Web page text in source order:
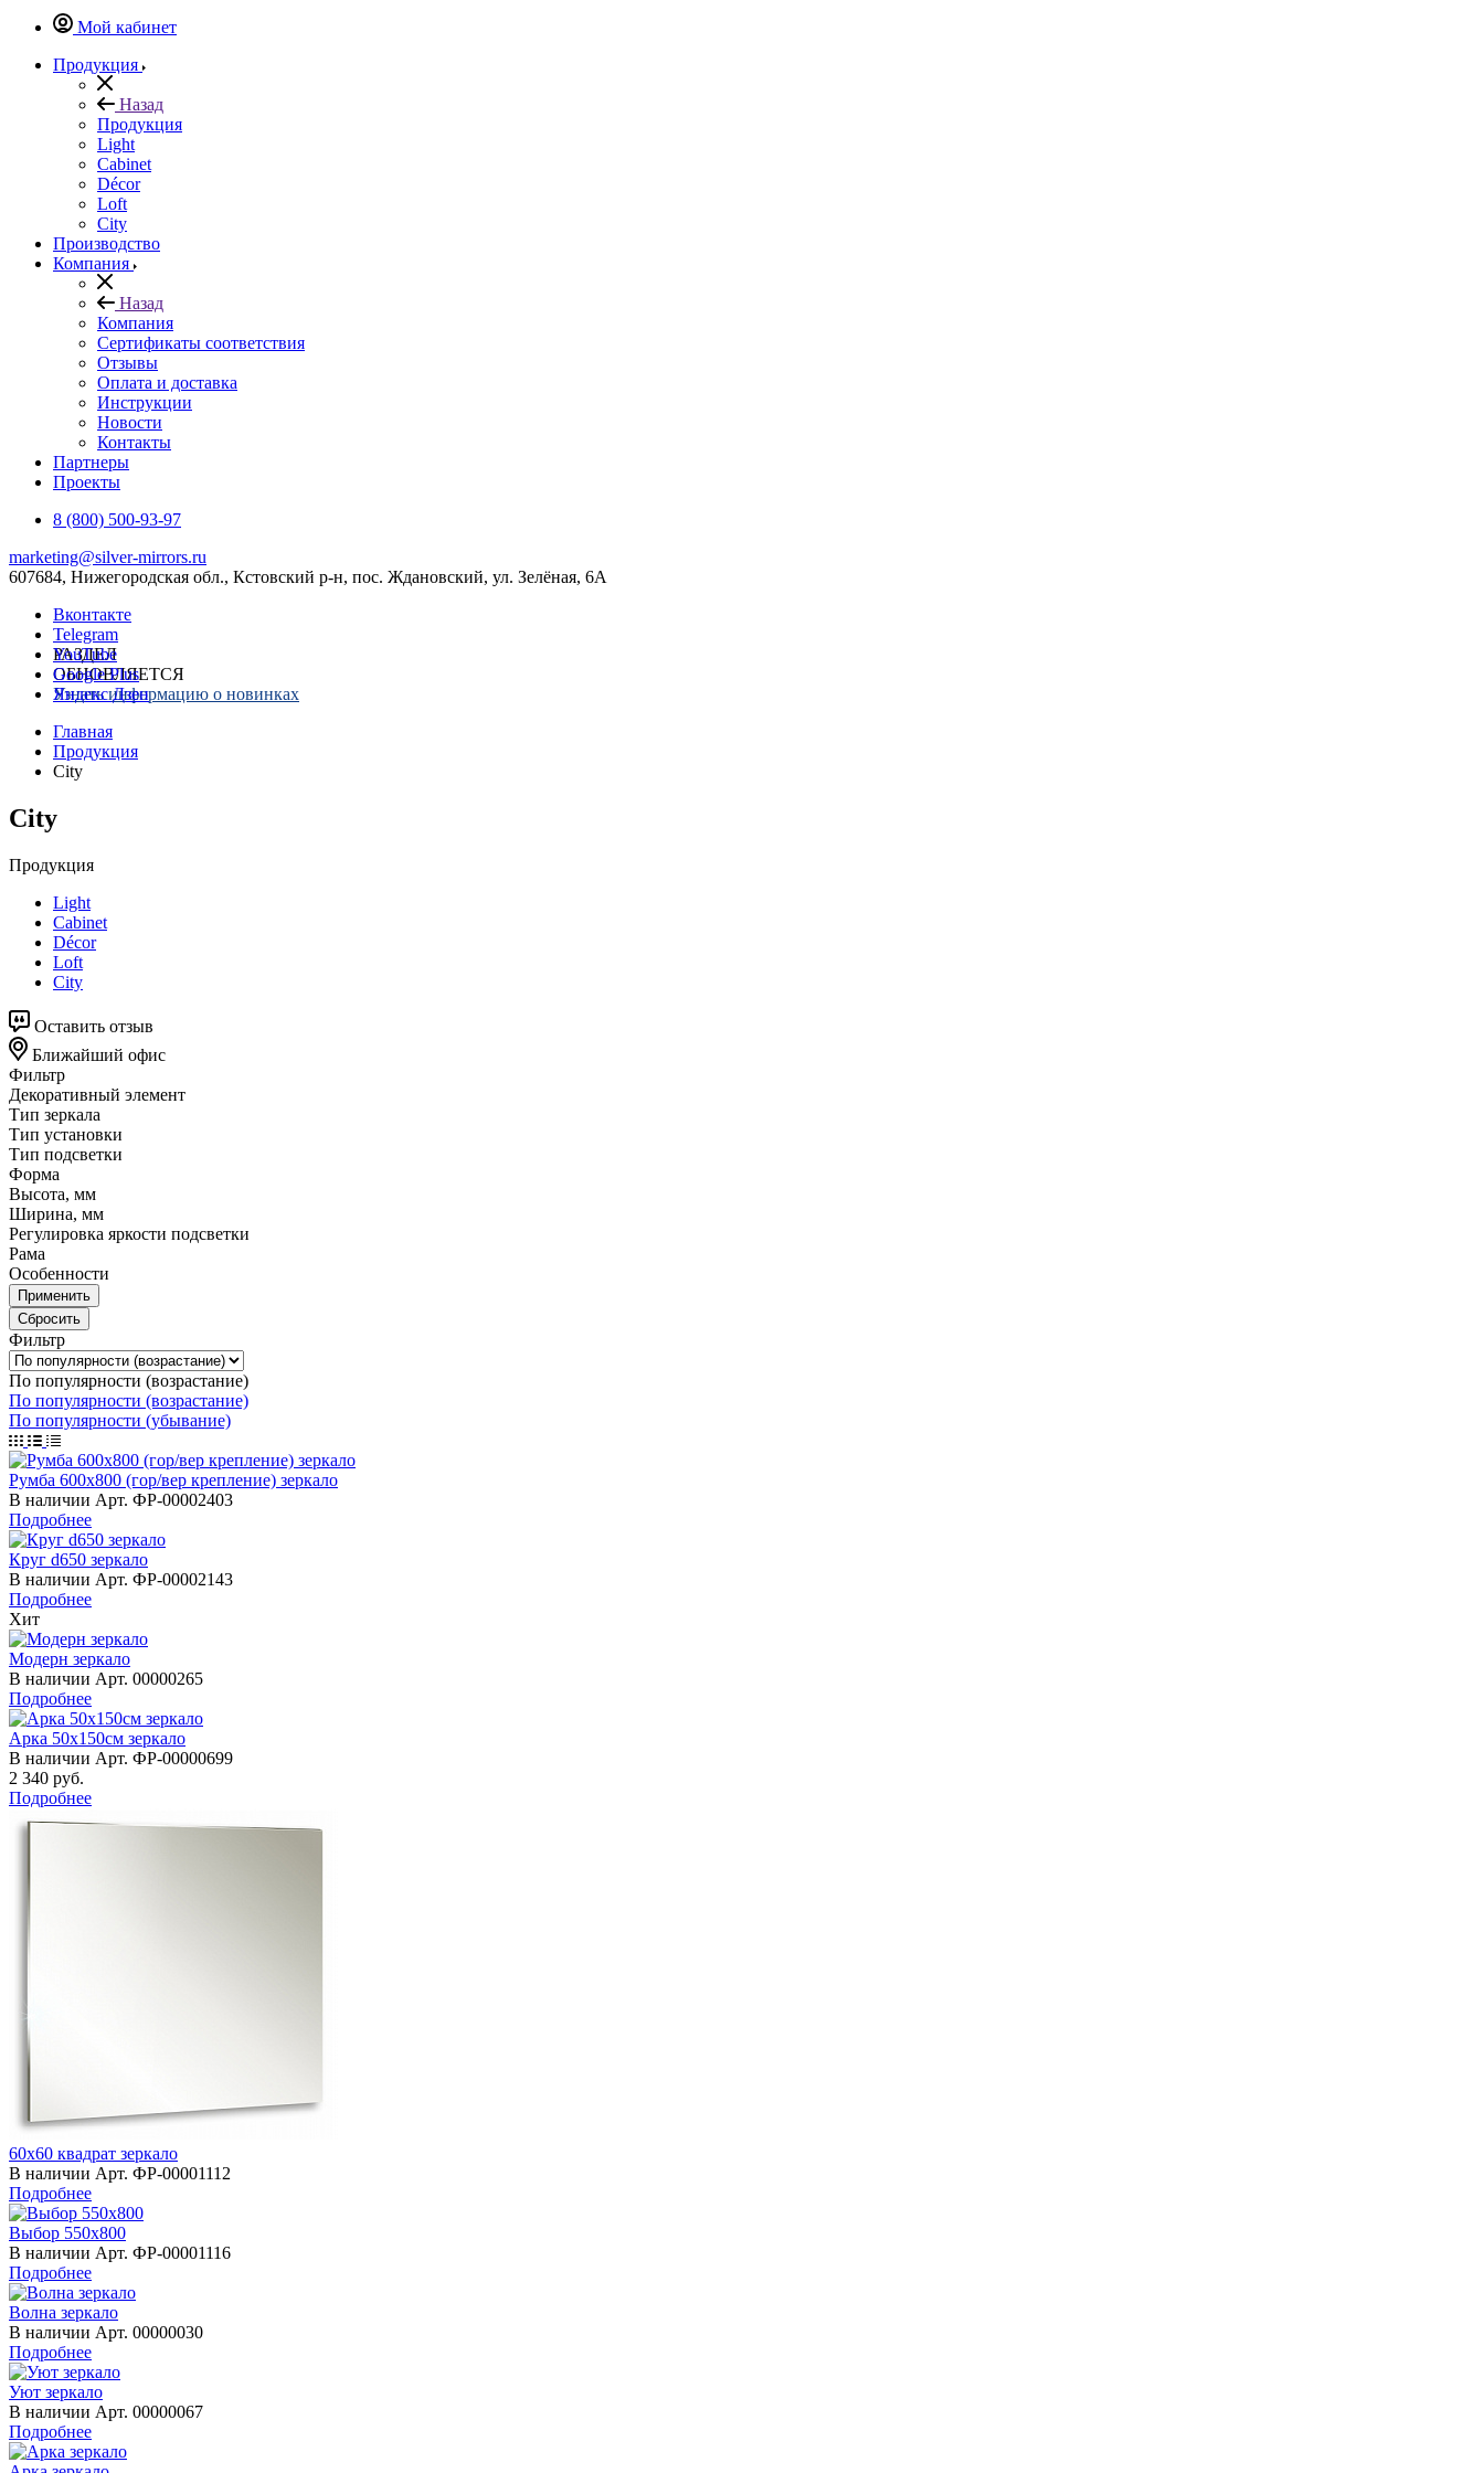
Мой кабинет
Продукция
Назад
Продукция
Light
Cabinet
Décor
Loft
City
Производство
Компания
Назад
Компания
Сертификаты соответствия
Отзывы
Оплата и доставка
Инструкции
Новости
Контакты
Партнеры
Проекты
8 (800) 500-93-97
marketing@silver-mirrors.ru
607684, Нижегородская обл., Кстовский р-н, пос. Ждановский, ул. Зелёная, 6А
Вконтакте
Telegram
YouTube
Google Plus
Яндекс Дзен
РАЗДЕЛ
ОБНОВЛЯЕТСЯ
Узнать информацию о новинках
Главная
Продукция
City
City
Продукция
Light
Cabinet
Décor
Loft
City
Оставить отзыв
Ближайший офис
Фильтр
Декоративный элемент
Тип зеркала
Тип установки
Тип подсветки
Форма
Высота, мм
Ширина, мм
Регулировка яркости подсветки
Рама
Особенности
Применить
Сбросить
Фильтр
По популярности (возрастание)
По популярности (возрастание)
По популярности (убывание)
Румба 600х800 (гор/вер крепление) зеркало
В наличии Арт. ФР-00002403
Подробнее
Круг d650 зеркало
В наличии Арт. ФР-00002143
Подробнее
Хит
Модерн зеркало
В наличии Арт. 00000265
Подробнее
Арка 50х150см зеркало
В наличии Арт. ФР-00000699
2 340 руб.
Подробнее
60х60 квадрат зеркало
В наличии Арт. ФР-00001112
Подробнее
Выбор 550х800
В наличии Арт. ФР-00001116
Подробнее
Волна зеркало
В наличии Арт. 00000030
Подробнее
Уют зеркало
В наличии Арт. 00000067
Подробнее